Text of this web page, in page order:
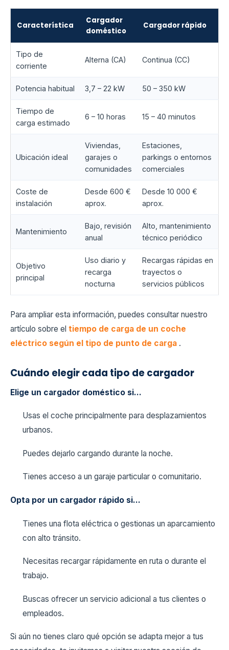
Característica
Cargador
doméstico
Cargador rápido
Tipo de
corriente
Alterna (CA) Continua (CC)
Potencia habitual 3,7 – 22 kW 50 – 350 kW
Tiempo de
carga estimado
6 – 10 horas 15 – 40 minutos
Ubicación ideal
Viviendas,
garajes o
comunidades
Estaciones,
parkings o entornos
comerciales
Coste de
instalación
Desde 600 €
aprox.
Desde 10 000 €
aprox.
Mantenimiento
Bajo, revisión
anual
Alto, mantenimiento
técnico periódico
Objetivo
principal
Uso diario y
recarga
nocturna
Recargas rápidas en
trayectos o
servicios públicos
Para ampliar esta información, puedes consultar nuestro
artículo sobre el tiempo de carga de un coche
eléctrico según el tipo de punto de carga .
Cuándo elegir cada tipo de cargador
Elige un cargador doméstico si…
Usas el coche principalmente para desplazamientos
urbanos.
Puedes dejarlo cargando durante la noche.
Tienes acceso a un garaje particular o comunitario.
Opta por un cargador rápido si…
Tienes una flota eléctrica o gestionas un aparcamiento
con alto tránsito.
Necesitas recargar rápidamente en ruta o durante el
trabajo.
Buscas ofrecer un servicio adicional a tus clientes o
empleados.
Si aún no tienes claro qué opción se adapta mejor a tus